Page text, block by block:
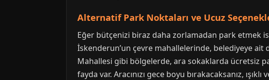
Alternatif Park Noktaları ve Ucuz
Eğer bütçenizi biraz daha zorlamadan park etmek
İskenderun’un çevre mahallelerinde, belediyeye
Mahallesi gibi bölgelerde, ara sokaklarda ücretsiz
fayda var. Aracınızı gece boyu bırakacaksanız,